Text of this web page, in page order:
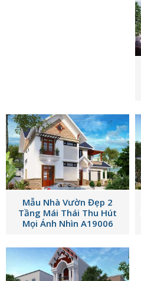
Mẫu Nhà Vườn Đẹp 2
Tầng Mái Thái Thu Hút
Mọi Ánh Nhìn A19006